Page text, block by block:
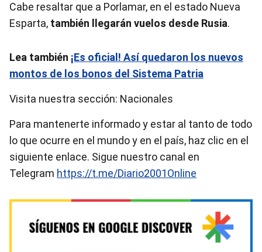
Cabe resaltar que a Porlamar, en el estado Nueva
Esparta, también llegarán vuelos desde Rusia.
Lea también ¡Es oficial! Así quedaron los nuevos
montos de los bonos del Sistema Patria
Visita nuestra sección: Nacionales
Para mantenerte informado y estar al tanto de todo
lo que ocurre en el mundo y en el país, haz clic en el
siguiente enlace. Sigue nuestro canal en
Telegram https://t.me/Diario2001Online